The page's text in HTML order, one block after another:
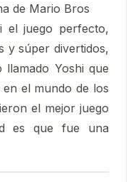
de Mario Bros
el juego perfecto,
y súper divertidos,
llamado Yoshi que
el mundo de los
el mejor juego
es que fue una